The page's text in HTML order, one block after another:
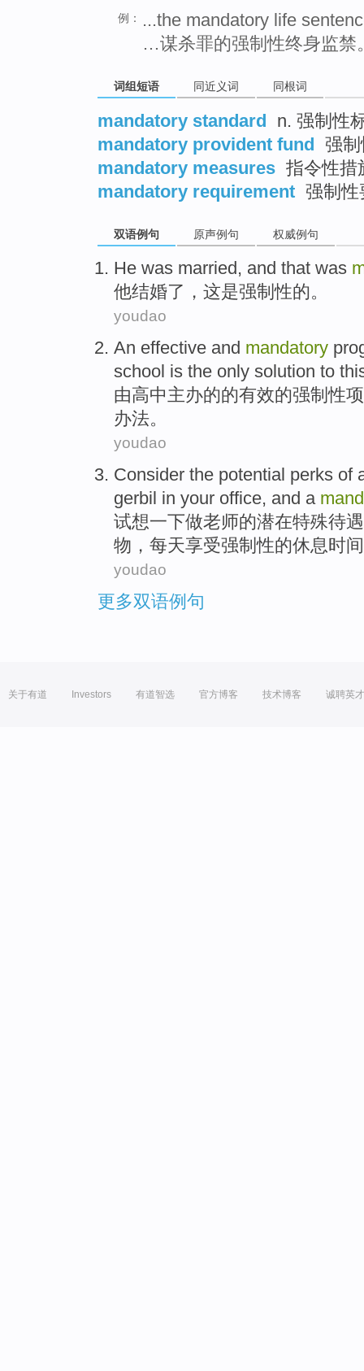
例：
...the mandatory life
…谋杀罪的强制性终身监禁
词组短语 同近义词 同根词
mandatory standard n. 强制性
mandatory provident fund 强
mandatory measures 指令性措
mandatory requirement 强制性
双语例句 原声例句 权威例句
He was married , and that was
他结婚了， 这是强制性的。
youdao
An effective and mandatory
school is the only solution to
由高中主办的的有效的强制性
办法。
youdao
Consider the potential perks of
gerbil in your office, and a
试想一下做老师的潜在特殊待遇
物 ， 每天享受强制性的休息时间
youdao
更多双语例句
关于有道 Investors 有道智选 官方博客 技术博客 诚聘英才